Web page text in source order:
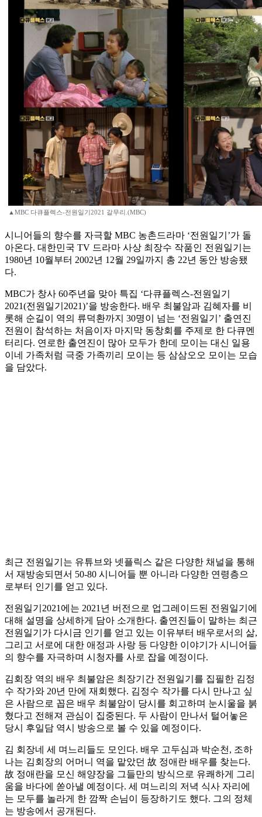
▲MBC 다큐플렉스-전원일기2021 갈무리.(MBC)
시니어들의 향수를 자극할 MBC 농촌드라마 ‘전원일기’가 돌
아온다. 대한민국 TV 드라마 사상 최장수 작품인 전원일기는
1980년 10월부터 2002년 12월 29일까지 총 22년 동안 방송됐
다.
MBC가 창사 60주년을 맞아 특집 ‘다큐플렉스-전원일기
2021(전원일기2021)’을 방송한다. 배우 최불암과 김혜자를 비
롯해 순길이 역의 류덕환까지 30명이 넘는 ‘전원일기’ 출연진
전원이 참석하는 처음이자 마지막 동창회를 주제로 한 다큐멘
터리다. 연로한 출연진이 많아 모두가 한데 모이는 대신 일용
이네 가족처럼 극중 가족끼리 모이는 등 삼삼오오 모이는 모습
을 담았다.
최근 전원일기는 유튜브와 넷플릭스 같은 다양한 채널을 통해
서 재방송되면서 50-80 시니어들 뿐 아니라 다양한 연령층으
로부터 인기를 얻고 있다.
전원일기2021에는 2021년 버전으로 업그레이드된 전원일기에
대해 설명을 상세하게 담아 소개한다. 출연진들이 말하는 최근
전원일기가 다시금 인기를 얻고 있는 이유부터 배우로서의 삶,
그리고 서로에 대한 애정과 사랑 등 다양한 이야기가 시니어들
의 향수를 자극하며 시청자를 사로 잡을 예정이다.
김회장 역의 배우 최불암은 최장기간 전원일기를 집필한 김정
수 작가와 20년 만에 재회했다. 김정수 작가를 다시 만나고 싶
은 사람으로 꼽은 배우 최불암이 당시를 회고하며 눈시울을 붉
혔다고 전해져 관심이 집중된다. 두 사람이 만나서 털어놓은
당시 후일담 역시 방송으로 볼 수 있을 예정이다.
김 회장네 세 며느리들도 모인다. 배우 고두심과 박순천, 조하
나는 김회장의 어머니 역을 맡았던 故 정애란 배우를 찾는다.
故 정애란을 모신 해양장을 그들만의 방식으로 유쾌하게 그리
움을 바다에 쏟아낼 예정이다. 세 며느리의 저녁 식사 자리에
는 모두를 놀라게 한 깜짝 손님이 등장하기도 했다. 그의 정체
는 방송에서 공개된다.